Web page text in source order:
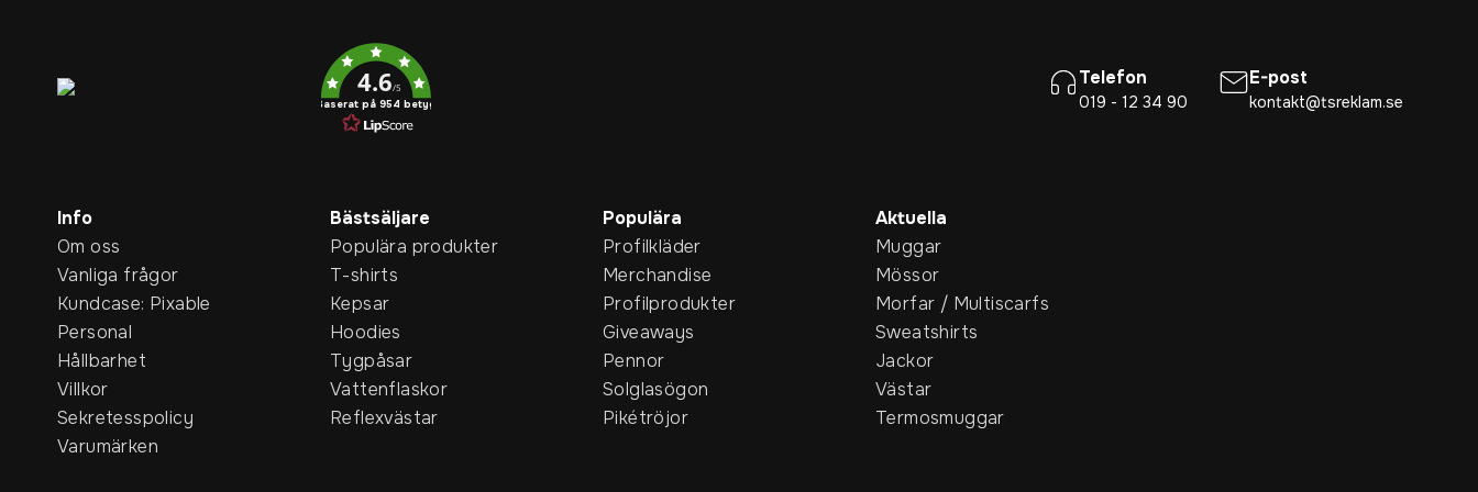
4.6/5
Baserat på 954 betyg
Telefon
019 - 12 34 90
E-post
kontakt@tsreklam.se
Info
Om oss
Vanliga frågor
Kundcase: Pixable
Personal
Hållbarhet
Villkor
Sekretesspolicy
Varumärken
Bästsäljare
Populära produkter
T-shirts
Kepsar
Hoodies
Tygpåsar
Vattenflaskor
Reflexvästar
Populära
Profilkläder
Merchandise
Profilprodukter
Giveaways
Pennor
Solglasögon
Pikétröjor
Aktuella
Muggar
Mössor
Morfar / Multiscarfs
Sweatshirts
Jackor
Västar
Termosmuggar